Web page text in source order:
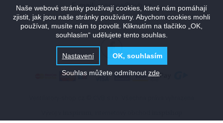
E-mail:recepce@cvb.cz
Naše webové stránky používají cookies, které nám pomáhají
zjistit, jak jsou naše stránky používány. Abychom cookies mohli
používat, musíte nám to povolit. Kliknutím na tlačítko „OK,
souhlasím“ udělujete tento souhlas.
Nastavení OK, souhlasím
Souhlas můžete odmítnout zde.